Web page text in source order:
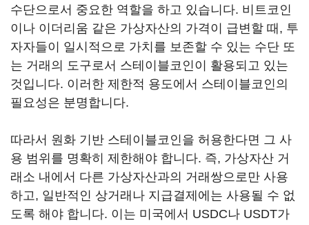
수단으로서 중요한 역할을 하고 있습니다. 비트코인
이나 이더리움 같은 가상자산의 가격이 급변할 때, 투
자자들이 일시적으로 가치를 보존할 수 있는 수단 또
는 거래의 도구로서 스테이블코인이 활용되고 있는
것입니다. 이러한 제한적 용도에서 스테이블코인의
필요성은 분명합니다.
따라서 원화 기반 스테이블코인을 허용한다면 그 사
용 범위를 명확히 제한해야 합니다. 즉, 가상자산 거
래소 내에서 다른 가상자산과의 거래쌍으로만 사용
하고, 일반적인 상거래나 지급결제에는 사용될 수 없
도록 해야 합니다. 이는 미국에서 USDC나 USDT가